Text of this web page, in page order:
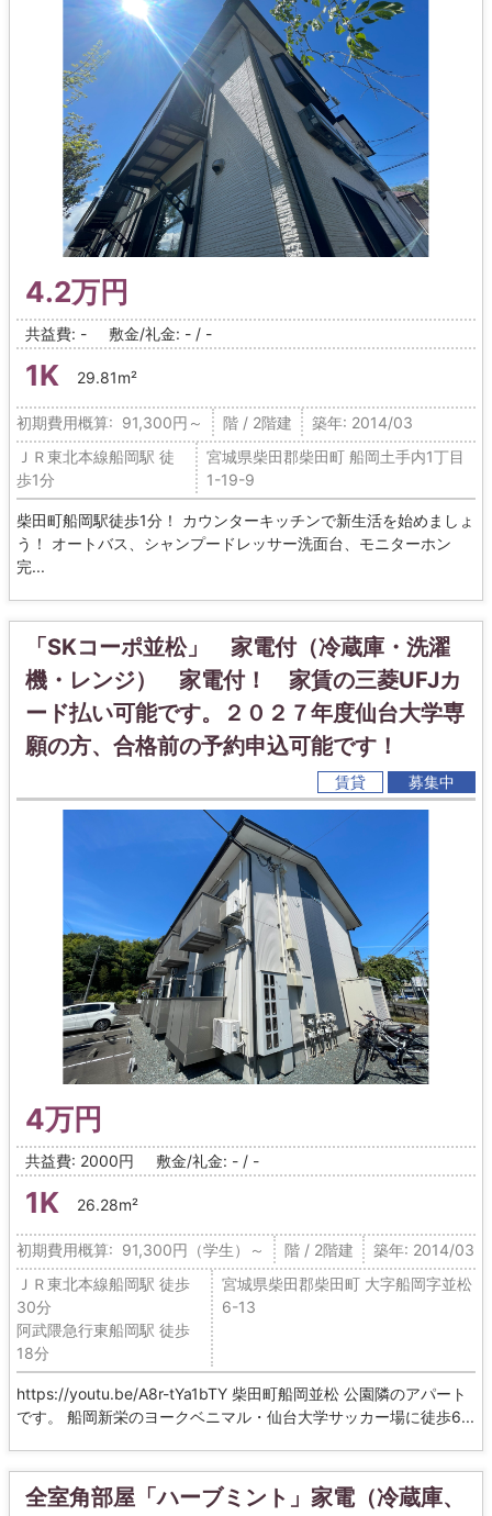
4.2万円
共益費: - 敷金/礼金: - / -
1K 29.81m²
初期費用概算: 91,300円～ 階 / 2階建
築年: 2014/03
ＪＲ東北本線船岡駅 徒
歩1分
宮城県柴田郡柴田町 船岡土手内1丁目
1-19-9
柴田町船岡駅徒歩1分！ カウンターキッチンで新生活を始めましょ
う！ オートバス、シャンプードレッサー洗面台、モニターホン
完...
「SKコーポ並松」 家電付（冷蔵庫・洗濯
機・レンジ） 家電付！ 家賃の三菱UFJカ
ード払い可能です。２０２７年度仙台大学専
願の方、合格前の予約申込可能です！
賃貸 募集中
4万円
共益費: 2000円 敷金/礼金: - / -
1K 26.28m²
初期費用概算: 91,300円（学生）～ 階 / 2階建
築年: 2014/03
ＪＲ東北本線船岡駅 徒歩
30分
阿武隈急行東船岡駅 徒歩
18分
宮城県柴田郡柴田町 大字船岡字並松
6-13
https://youtu.be/A8r-tYa1bTY 柴田町船岡並松 公園隣のアパート
です。 船岡新栄のヨークベニマル・仙台大学サッカー場に徒歩6...
全室角部屋「ハーブミント」家電（冷蔵庫、